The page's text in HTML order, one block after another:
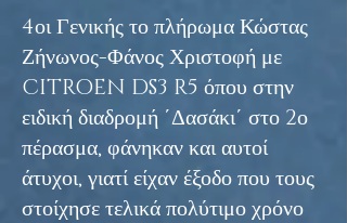
4οι Γενικής το πλήρωμα Κώστας
Ζήνωνος-Φάνος Χριστοφή με
CITROEN DS3 R5 όπου στην
ειδική διαδρομή ΄Δασάκι΄ στο 2ο
πέρασμα, φάνηκαν και αυτοί
άτυχοι, γιατί είχαν έξοδο που τους
στοίχησε τελικά πολύτιμο χρόνο